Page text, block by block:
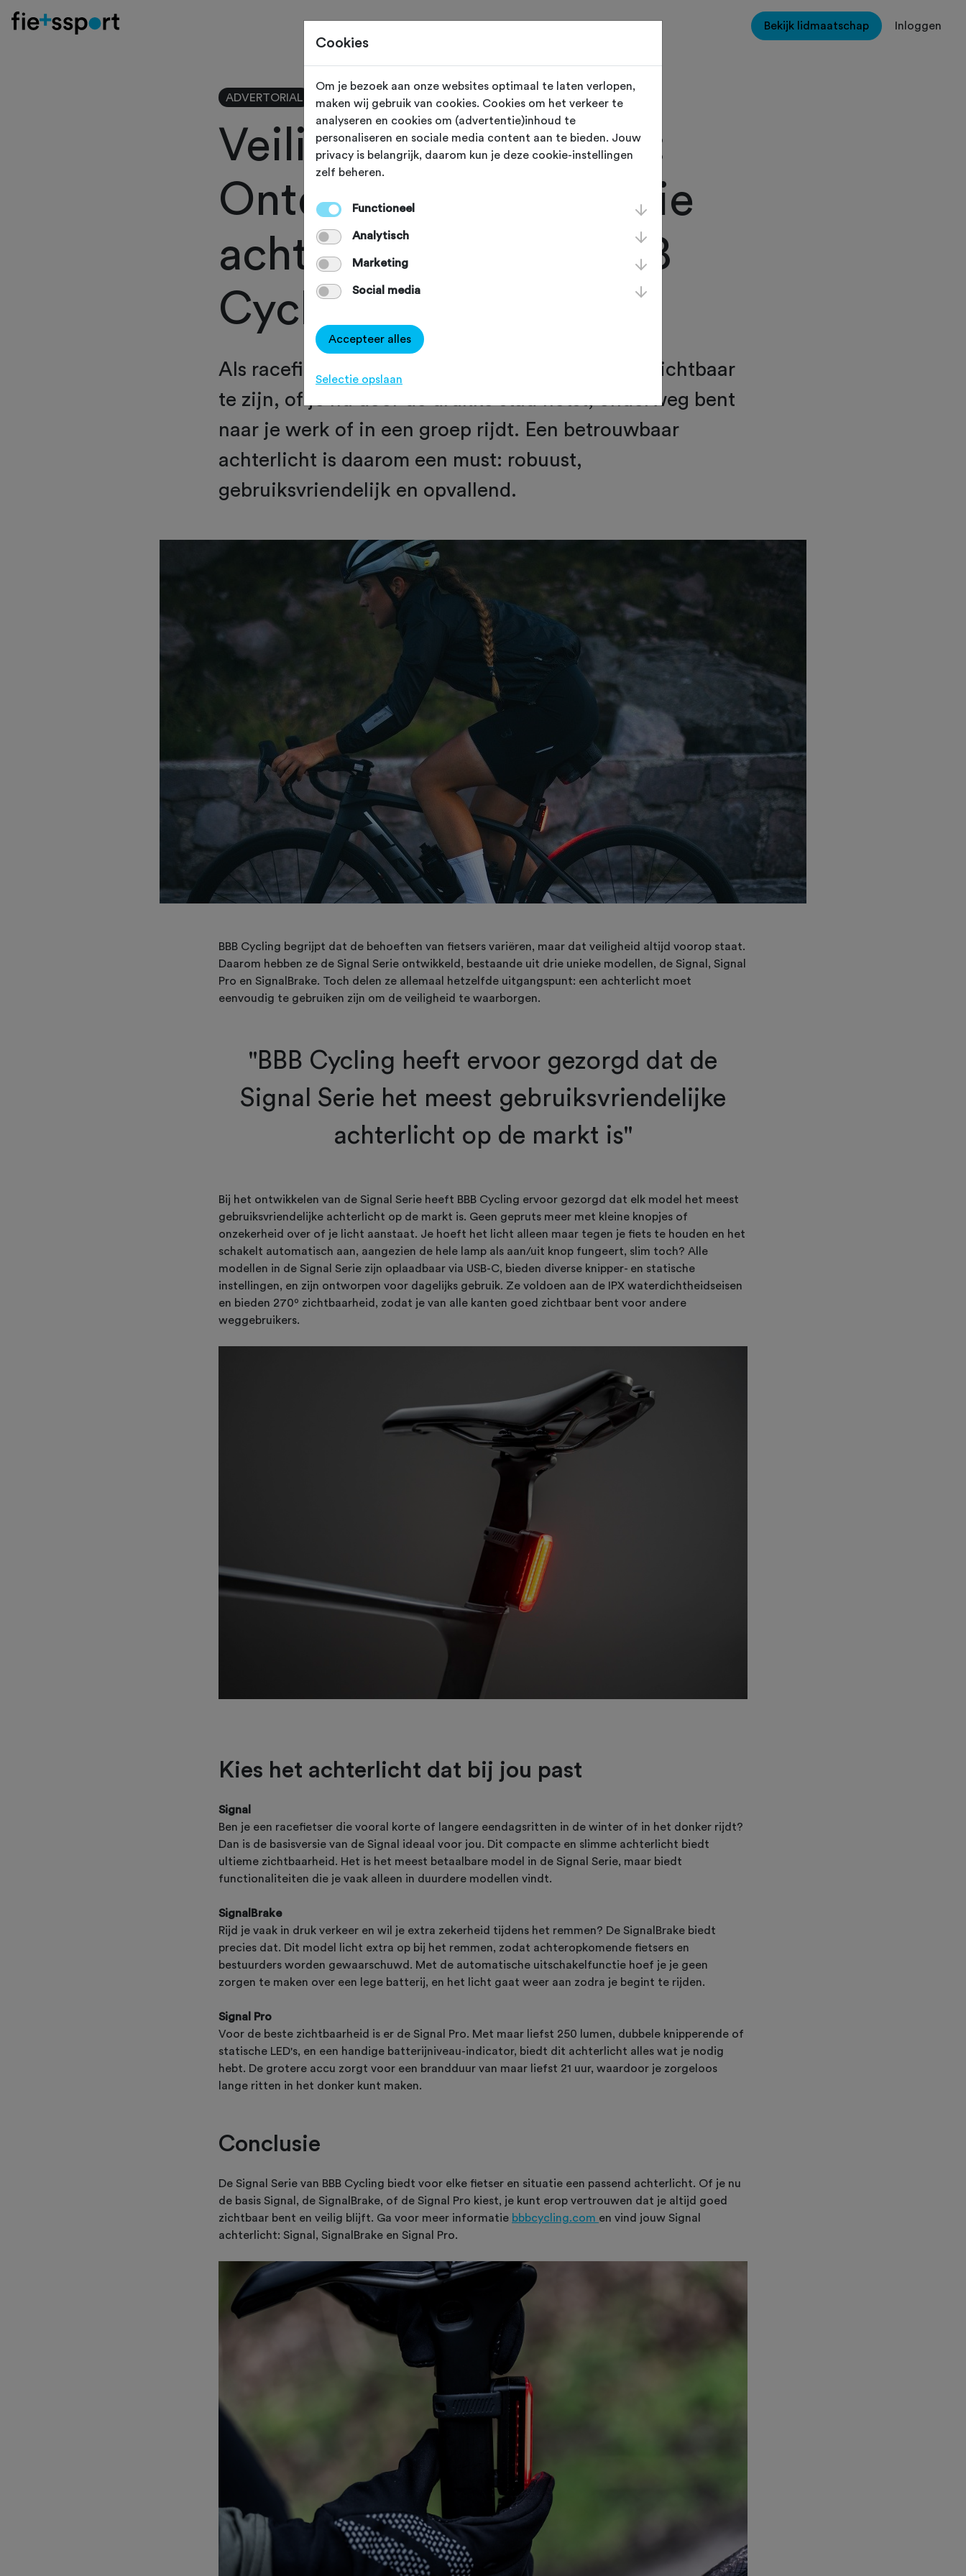
Bekijk lidmaatschap Inloggen
ADVERTORIAL Gewijzigd op 28 augustus 2024
Veiligheid op de weg:
Ontdek de Signal Serie
achterlichten van BBB
Cycling
Als racefietser is het van levensbelang om goed zichtbaar
te zijn, of je nu door de drukke stad fietst, onderweg bent
naar je werk of in een groep rijdt. Een betrouwbaar
achterlicht is daarom een must: robuust,
gebruiksvriendelijk en opvallend.
BBB Cycling begrijpt dat de behoeften van fietsers variëren, maar dat veiligheid altijd voorop staat.
Daarom hebben ze de Signal Serie ontwikkeld, bestaande uit drie unieke modellen, de Signal, Signal
Pro en SignalBrake. Toch delen ze allemaal hetzelfde uitgangspunt: een achterlicht moet
eenvoudig te gebruiken zijn om de veiligheid te waarborgen.
"BBB Cycling heeft ervoor gezorgd dat de
Signal Serie het meest gebruiksvriendelijke
achterlicht op de markt is"
Bij het ontwikkelen van de Signal Serie heeft BBB Cycling ervoor gezorgd dat elk model het meest
gebruiksvriendelijke achterlicht op de markt is. Geen gepruts meer met kleine knopjes of
onzekerheid over of je licht aanstaat. Je hoeft het licht alleen maar tegen je fiets te houden en het
schakelt automatisch aan, aangezien de hele lamp als aan/uit knop fungeert, slim toch? Alle
modellen in de Signal Serie zijn oplaadbaar via USB-C, bieden diverse knipper- en statische
instellingen, en zijn ontworpen voor dagelijks gebruik. Ze voldoen aan de IPX waterdichtheidseisen
en bieden 270º zichtbaarheid, zodat je van alle kanten goed zichtbaar bent voor andere
weggebruikers.
Kies het achterlicht dat bij jou past
Signal
Ben je een racefietser die vooral korte of langere eendagsritten in de winter of in het donker rijdt?
Dan is de basisversie van de Signal ideaal voor jou. Dit compacte en slimme achterlicht biedt
ultieme zichtbaarheid. Het is het meest betaalbare model in de Signal Serie, maar biedt
functionaliteiten die je vaak alleen in duurdere modellen vindt.
SignalBrake
Rijd je vaak in druk verkeer en wil je extra zekerheid tijdens het remmen? De SignalBrake biedt
precies dat. Dit model licht extra op bij het remmen, zodat achteropkomende fietsers en
bestuurders worden gewaarschuwd. Met de automatische uitschakelfunctie hoef je je geen
zorgen te maken over een lege batterij, en het licht gaat weer aan zodra je begint te rijden.
Signal Pro
Voor de beste zichtbaarheid is er de Signal Pro. Met maar liefst 250 lumen, dubbele knipperende of
statische LED's, en een handige batterijniveau-indicator, biedt dit achterlicht alles wat je nodig
hebt. De grotere accu zorgt voor een brandduur van maar liefst 21 uur, waardoor je zorgeloos
lange ritten in het donker kunt maken.
Conclusie
De Signal Serie van BBB Cycling biedt voor elke fietser en situatie een passend achterlicht. Of je nu
de basis Signal, de SignalBrake, of de Signal Pro kiest, je kunt erop vertrouwen dat je altijd goed
zichtbaar bent en veilig blijft. Ga voor meer informatie bbbcycling.com en vind jouw Signal
achterlicht: Signal, SignalBrake en Signal Pro.
Cookies
Om je bezoek aan onze websites optimaal te laten verlopen,
maken wij gebruik van cookies. Cookies om het verkeer te
analyseren en cookies om (advertentie)inhoud te
personaliseren en sociale media content aan te bieden. Jouw
privacy is belangrijk, daarom kun je deze cookie-instellingen
zelf beheren.
Functioneel
Analytisch
Marketing
Social media
Accepteer alles
Selectie opslaan